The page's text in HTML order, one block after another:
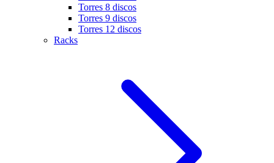
Torres 8 discos
Torres 9 discos
Torres 12 discos
Racks